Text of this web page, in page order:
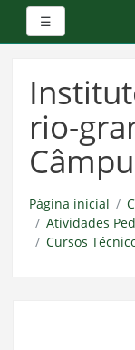
conteúdo
principal
☰
rio-
Página inicial
Atividades
Cursos